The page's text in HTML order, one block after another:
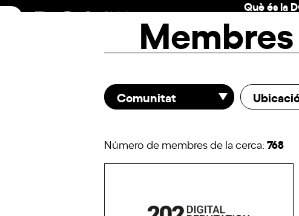
Skip
Què és la
Membres
Comunitat
Número de membres de la cerca: 768